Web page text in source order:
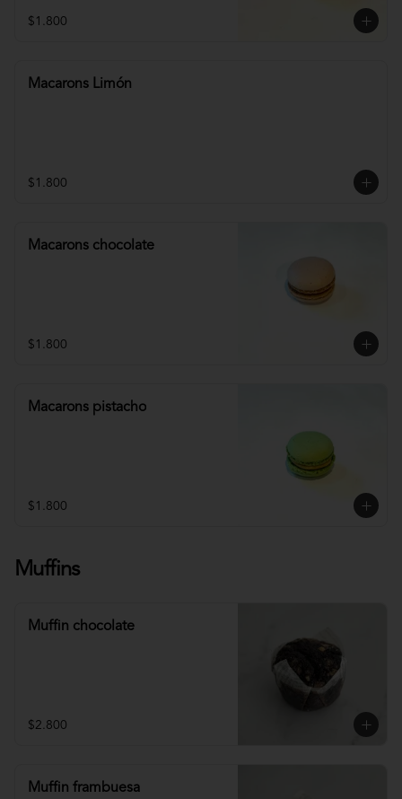
$1.800
Macarons Limón
$1.800
Macarons chocolate
$1.800
Macarons pistacho
$1.800
Muffins
Muffin chocolate
$2.800
Muffin frambuesa